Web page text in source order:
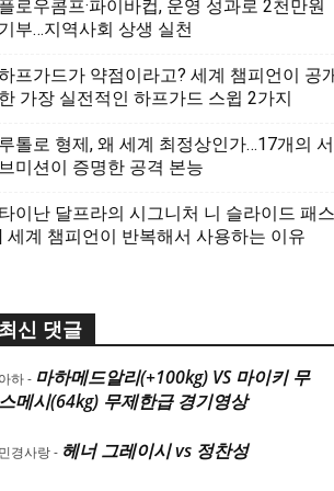
플로우콤프·파이바컵, 운영 성과로 2천만원
기부…지역사회 상생 실천
프가드가 약점이라고? 세계 챔피언이 공
한 가장 실전적인 하프가드 스윕 2가지
루톨로 형제, 왜 세계 최정상인가…17개의 서
브미션이 증명한 공격 본능
타이난 달프라의 시그니처 니 슬라이드 패스
| 세계 챔피언이 반복해서 사용하는 이유
최신 댓글
아하- 마하메드알리(+100kg) VS 마이키 무
스메시(64kg) 무제한급 경기영상
민경사랑- 헤너 그레이시 vs 정찬성